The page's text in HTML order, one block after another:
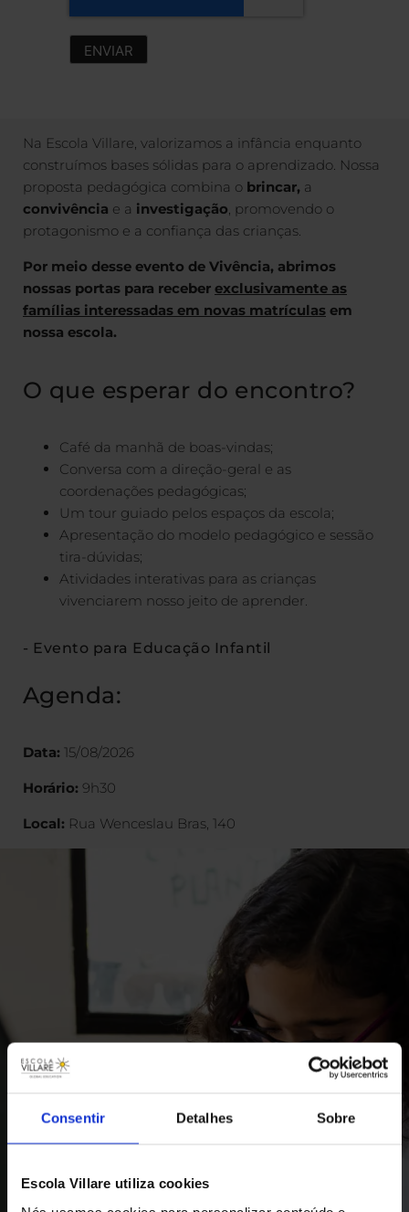
Consentir Detalhes Sobre
Escola Villare utiliza cookies
Na Escola Villare, valorizamos a infância enquanto
construímos bases sólidas para o aprendizado. Nossa
proposta pedagógica combina o brincar, a
convivência e a investigação , promovendo o
protagonismo e a confiança das crianças.
Por meio desse evento de Vivência, abrimos
nossas portas para receber exclusivamente as
famílias interessadas em novas matrículas em
nossa escola.
O que esperar do encontro?
Café da manhã de boas-vindas;
Conversa com a direção-geral e as
coordenações pedagógicas;
Um tour guiado pelos espaços da escola;
Apresentação do modelo pedagógico e sessão
tira-dúvidas;
Atividades interativas para as crianças
vivenciarem nosso jeito de aprender.
- Evento para Educação Infantil
Agenda:
Data: 15/08/2026
Horário: 9h30
Local: Rua Wenceslau Bras, 140